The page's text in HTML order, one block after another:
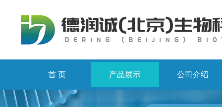
首 页 产品展示 公司介绍